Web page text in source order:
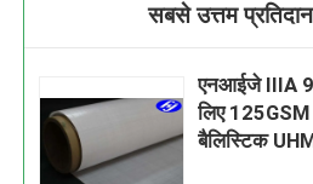
सबसे उत्तम
एनआईजे IIIA
लिए
बैलिस्टिक